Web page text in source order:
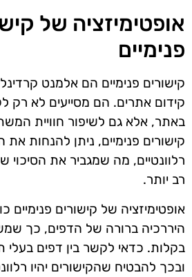
אופטימיזציה של
פנימיים
קישורים פנימיים הם אלמנט
קידום אתרים. הם מסייעים לא רק
באתר, אלא גם לשיפור חוויית
קישורים פנימיים, ניתן להנחות
רלוונטיים, מה שמגביר את הסיכוי
רב יותר.
אופטימיזציה של קישורים פנימיים
היררכיה ברורה של הדפים, כך
בקלות. כדאי לקשר בין דפים בעלי
ובכך להבטיח שהקישורים יהיו